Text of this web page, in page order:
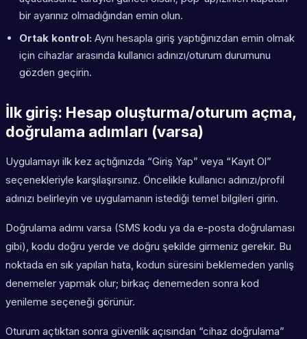
bir ayarınız olmadığından emin olun.
Ortak kontrol: Aynı hesapla giriş yaptığınızdan emin olmak
için cihazlar arasında kullanıcı adınızı/oturum durumunu
gözden geçirin.
İlk giriş: Hesap oluşturma/oturum açma,
doğrulama adımları (varsa)
Uygulamayı ilk kez açtığınızda “Giriş Yap” veya “Kayıt Ol”
seçenekleriyle karşılaşırsınız. Öncelikle kullanıcı adınızı/profil
adınızı belirleyin ve uygulamanın istediği temel bilgileri girin.
Doğrulama adımı varsa (SMS kodu ya da e-posta doğrulaması
gibi), kodu doğru yerde ve doğru şekilde girmeniz gerekir. Bu
noktada en sık yapılan hata, kodun süresini beklemeden yanlış
denemeler yapmak olur; birkaç denemeden sonra kod
yenileme seçeneği görünür.
Oturum açtıktan sonra güvenlik açısından “cihaz doğrulama”